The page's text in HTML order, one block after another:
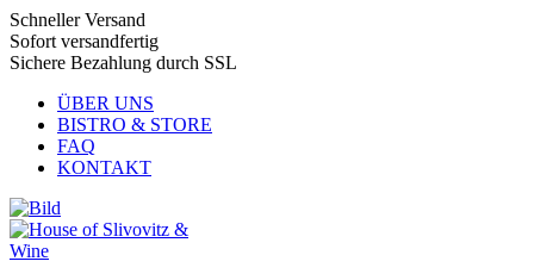
Schneller Versand
Sofort versandfertig
Sichere Bezahlung durch SSL
ÜBER UNS
BISTRO & STORE
FAQ
KONTAKT